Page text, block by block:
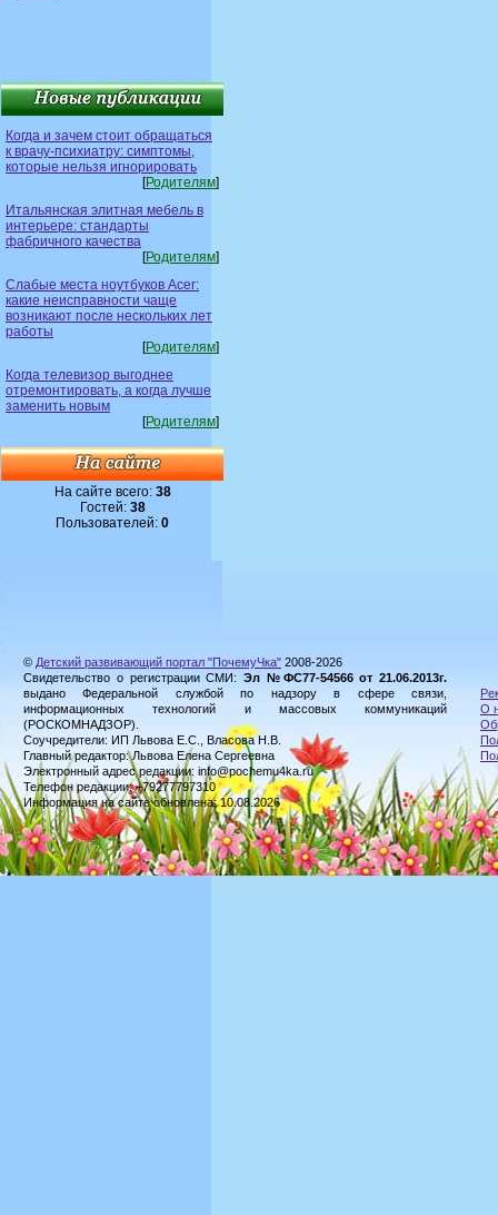
Когда и зачем стоит обращаться
к врачу-психиатру: симптомы,
которые нельзя игнорировать
[Родителям]
Итальянская элитная мебель в
интерьере: стандарты
фабричного качества
[Родителям]
Слабые места ноутбуков Acer:
какие неисправности чаще
возникают после нескольких лет
работы
[Родителям]
Когда телевизор выгоднее
отремонтировать, а когда лучше
заменить новым
[Родителям]
На сайте всего: 38
Гостей: 38
Пользователей: 0
© Детский развивающий портал "ПочемуЧка" 2008-2026
Свидетельство о регистрации СМИ: Эл №ФС77-54566 от 21.06.2013г.
выдано Федеральной службой по надзору в сфере связи,
информационных технологий и массовых коммуникаций
(РОСКОМНАДЗОР).
Соучредители: ИП Львова Е.С., Власова Н.В.
Главный редактор: Львова Елена Сергеевна
Электронный адрес редакции: info@pochemu4ka.ru
Телефон редакции: +79277797310
Информация на сайте обновлена: 10.08.2026
О